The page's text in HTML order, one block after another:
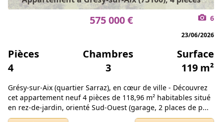
575 000 € 6
23/06/2026
Pièces
4
Chambres
3
Surface
119 m²
Grésy-sur-Aix (quartier Sarraz), en cœur de ville - Découvrez
cet appartement neuf 4 pièces de 118,96 m² habitables situé
en rez-de-jardin, orienté Sud-Ouest (garage, 2 places de p...